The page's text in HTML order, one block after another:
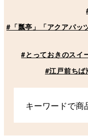
#「瓢亭」「アクアパッ
#とっておきのスイ
#江戸前ちば